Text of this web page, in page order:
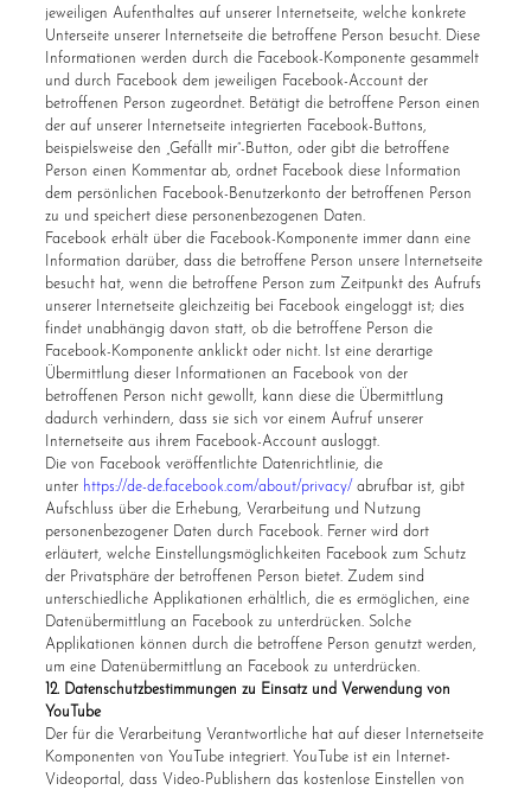
jeweiligen Aufenthaltes auf unserer Internetseite, welche konkrete
Unterseite unserer Internetseite die betroffene Person besucht. Diese
Informationen werden durch die Facebook-Komponente gesammelt
und durch Facebook dem jeweiligen Facebook-Account der
betroffenen Person zugeordnet. Betätigt die betroffene Person einen
der auf unserer Internetseite integrierten Facebook-Buttons,
beispielsweise den „Gefällt mir“-Button, oder gibt die betroffene
Person einen Kommentar ab, ordnet Facebook diese Information
dem persönlichen Facebook-Benutzerkonto der betroffenen Person
zu und speichert diese personenbezogenen Daten.
Facebook erhält über die Facebook-Komponente immer dann eine
Information darüber, dass die betroffene Person unsere Internetseite
besucht hat, wenn die betroffene Person zum Zeitpunkt des Aufrufs
unserer Internetseite gleichzeitig bei Facebook eingeloggt ist; dies
findet unabhängig davon statt, ob die betroffene Person die
Facebook-Komponente anklickt oder nicht. Ist eine derartige
Übermittlung dieser Informationen an Facebook von der
betroffenen Person nicht gewollt, kann diese die Übermittlung
dadurch verhindern, dass sie sich vor einem Aufruf unserer
Internetseite aus ihrem Facebook-Account ausloggt.
Die von Facebook veröffentlichte Datenrichtlinie, die
unter https://de-de.facebook.com/about/privacy/ abrufbar ist, gibt
Aufschluss über die Erhebung, Verarbeitung und Nutzung
personenbezogener Daten durch Facebook. Ferner wird dort
erläutert, welche Einstellungsmöglichkeiten Facebook zum Schutz
der Privatsphäre der betroffenen Person bietet. Zudem sind
unterschiedliche Applikationen erhältlich, die es ermöglichen, eine
Datenübermittlung an Facebook zu unterdrücken. Solche
Applikationen können durch die betroffene Person genutzt werden,
um eine Datenübermittlung an Facebook zu unterdrücken.
12. Datenschutzbestimmungen zu Einsatz und Verwendung von
YouTube
Der für die Verarbeitung Verantwortliche hat auf dieser Internetseite
Komponenten von YouTube integriert. YouTube ist ein Internet-
Videoportal, dass Video-Publishern das kostenlose Einstellen von